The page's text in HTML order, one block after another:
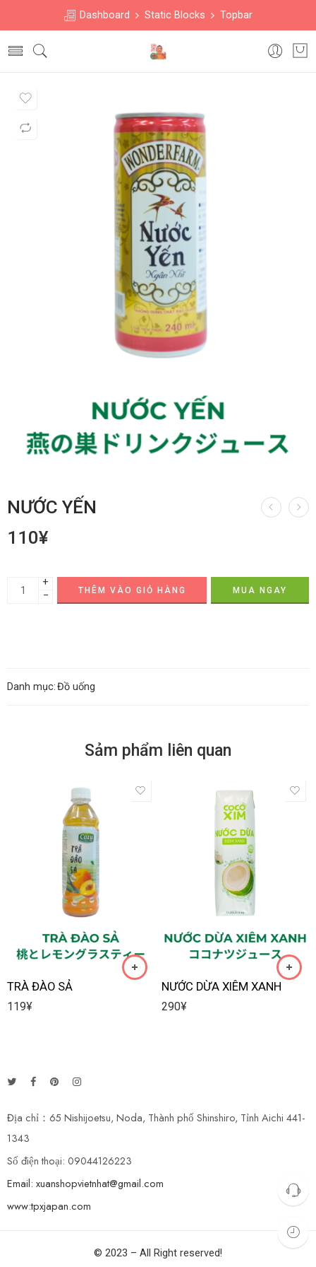
Dashboard Static Blocks Topbar
NƯỚC YẾN
110¥
+
−
THÊM VÀO GIỎ HÀNG MUA NGAY
Danh mục:Đồ uống
Sảm phẩm liên quan
TRÀ ĐÀO SẢ
119¥
NƯỚC DỪA XIÊM XANH
290¥
Địa chỉ：65 Nishijoetsu, Noda, Thành phố Shinshiro, Tỉnh Aichi 441-
1343
Số điện thoại: 09044126223
Email: xuanshopvietnhat@gmail.com
www:tpxjapan.com
© 2023 – All Right reserved!